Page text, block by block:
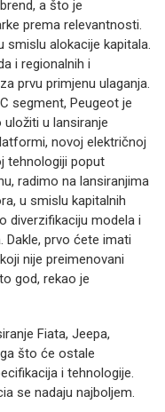
a što je
prema relevantnosti.
smislu alokacije kapitala.
i regionalnih i
prvu primjenu ulaganja.
segment, Peugeot je
u lansiranje
novoj električnoj
tehnologiji poput
radimo na lansiranjima
u smislu kapitalnih
diverzifikaciju modela i
Dakle, prvo ćete imati
nije preimenovani
god, rekao je
Fiata, Jeepa,
što će ostale
i tehnologije.
se nadaju najboljem.